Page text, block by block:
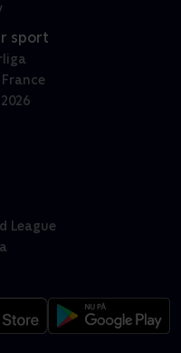
sport
2026
League